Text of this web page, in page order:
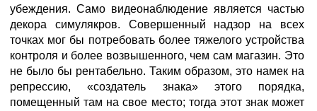
убеждения. Само видеонаблюдение является частью
декора симулякров. Совершенный надзор на всех
точках мог бы потребовать более тяжелого устройства
контроля и более возвышенного, чем сам магазин. Это
не было бы рентабельно. Таким образом, это намек на
репрессию, «создатель знака» этого порядка,
помещенный там на свое место; тогда этот знак может